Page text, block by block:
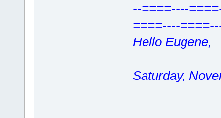
--====----
====----
Hello Eugene,
Saturday,